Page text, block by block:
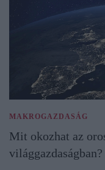
MAKROGAZDASÁG
Mit okozhat az